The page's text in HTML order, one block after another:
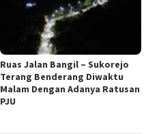
Ruas Jalan Bangil – Sukorejo
Terang Benderang Diwaktu
Malam Dengan Adanya Ratusan
PJU